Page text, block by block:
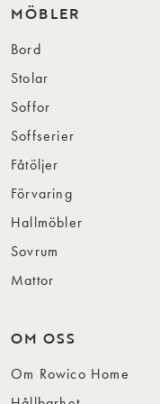
MÖBLER
Bord
Stolar
Soffor
Soffserier
Fåtöljer
Förvaring
Hallmöbler
Sovrum
Mattor
OM OSS
Om Rowico Home